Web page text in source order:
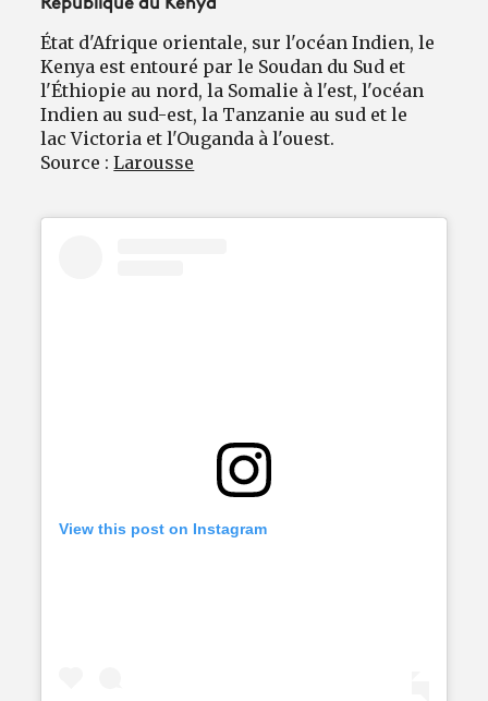
République du Kenya
État d'Afrique orientale, sur l'océan Indien, le
Kenya est entouré par le Soudan du Sud et
l'Éthiopie au nord, la Somalie à l'est, l'océan
Indien au sud-est, la Tanzanie au sud et le
lac Victoria et l'Ouganda à l'ouest.
Source :Larousse
View this post on Instagram